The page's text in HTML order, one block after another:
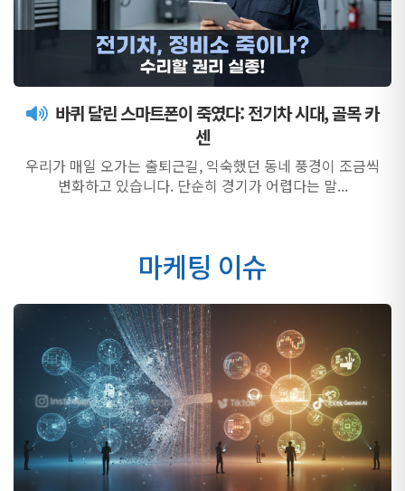
바퀴 달린 스마트폰이 죽였다: 전기차 시대, 골목 카
센
우리가 매일 오가는 출퇴근길, 익숙했던 동네 풍경이 조금씩
변화하고 있습니다. 단순히 경기가 어렵다는 말...
마케팅 이슈